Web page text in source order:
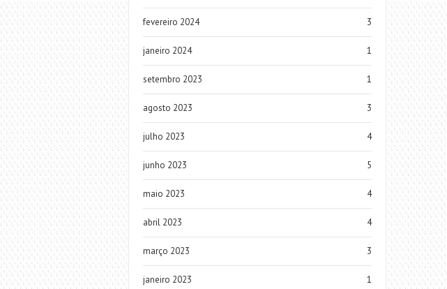
fevereiro 2024 3
janeiro 2024 1
setembro 2023 1
agosto 2023 3
julho 2023 4
junho 2023 5
maio 2023 4
abril 2023 4
março 2023 3
janeiro 2023 1